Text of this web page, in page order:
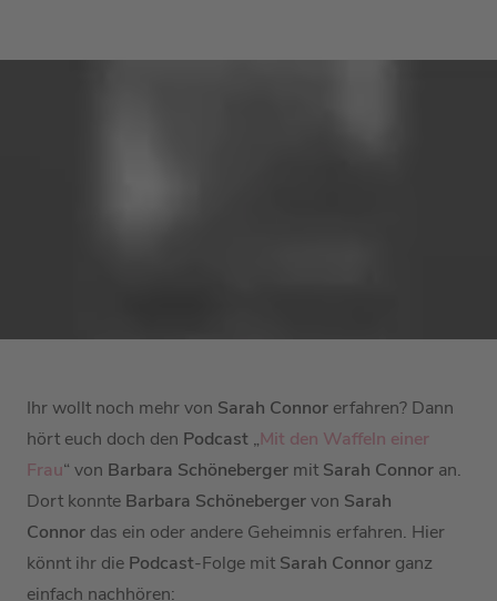
Ihr wollt noch mehr von Sarah Connor erfahren? Dann
hört euch doch den Podcast „Mit den Waffeln einer
Frau“ von Barbara Schöneberger mit Sarah Connor an.
Dort konnte Barbara Schönebergervon Sarah
Connor das ein oder andere Geheimnis erfahren. Hier
könnt ihr die Podcast-Folge mit Sarah Connor ganz
einfach nachhören: